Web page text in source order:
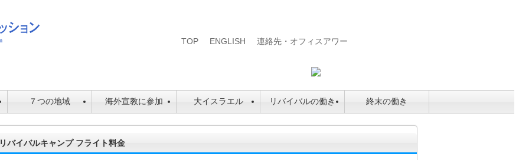
TOP ENGLISH 連絡先・オフィスアワー
７つの地域 海外宣教に参加 大イスラエル リバイバルの働き 終末の働き
リバイバルキャンプ フライト料金